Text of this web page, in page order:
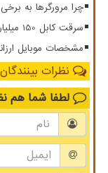
چرا مرورگرها به
سرقت کابل 150 میلیارد تومان خسارت زد
مشخصات موبایل
نظرات
لطفا شما هم